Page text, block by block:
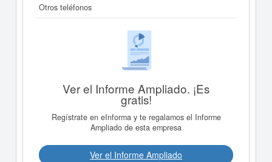
Otros teléfonos
Ver el Informe Ampliado. ¡Es
gratis!
Regístrate en eInforma y te regalamos el Informe
Ampliado de esta empresa
Ver el Informe Ampliado